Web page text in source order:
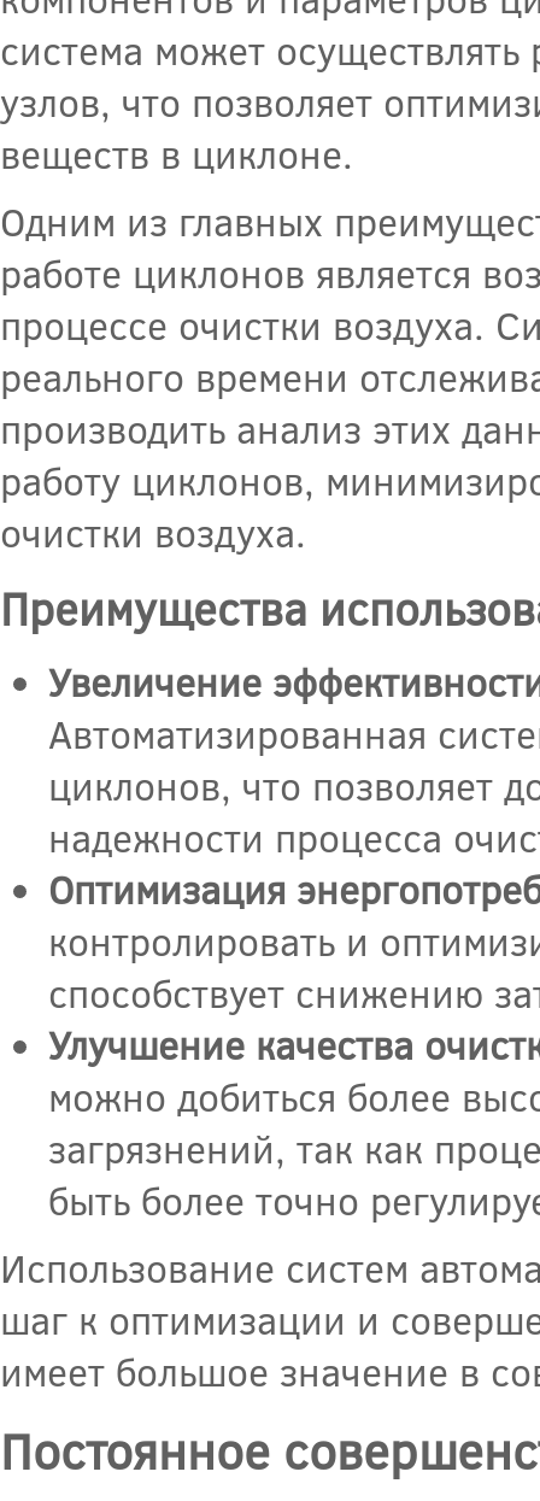
система может
узлов, что позволяет
веществ в циклоне.
Одним из главных
работе циклонов является
процессе очистки воздуха.
реального времени
производить анализ этих
работу циклонов,
очистки воздуха.
Преимущества
Увеличение
Автоматизированная
циклонов, что позволяет
надежности процесса
Оптимизация
контролировать и
способствует снижению
Улучшение качества
можно добиться более
загрязнений, так как
быть более точно
Использование систем
шаг к оптимизации и
имеет большое значение в
Постоянное